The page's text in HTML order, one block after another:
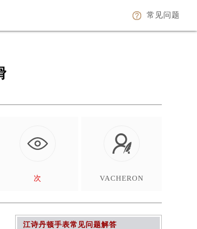
常见问题
次 VACHERON
江诗丹顿手表常见问题解答